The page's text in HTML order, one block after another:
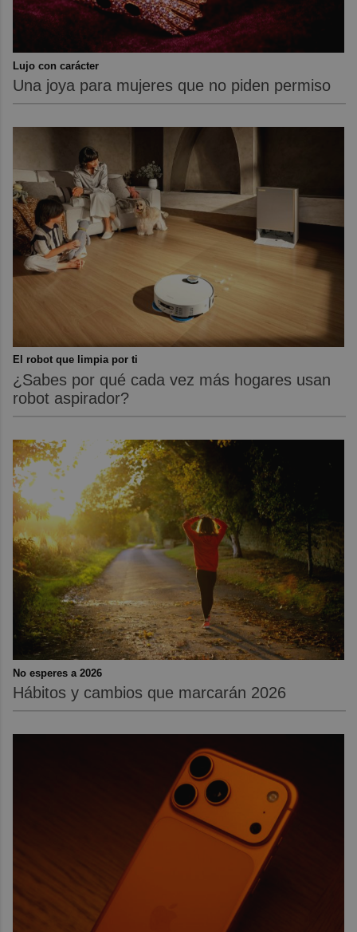
Lujo con carácter
Una joya para mujeres que no piden permiso
El robot que limpia por ti
¿Sabes por qué cada vez más hogares usan
robot aspirador?
No esperes a 2026
Hábitos y cambios que marcarán 2026